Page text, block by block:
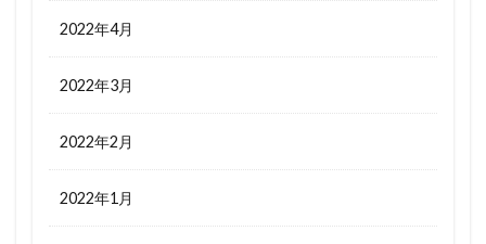
2022年4月
2022年3月
2022年2月
2022年1月